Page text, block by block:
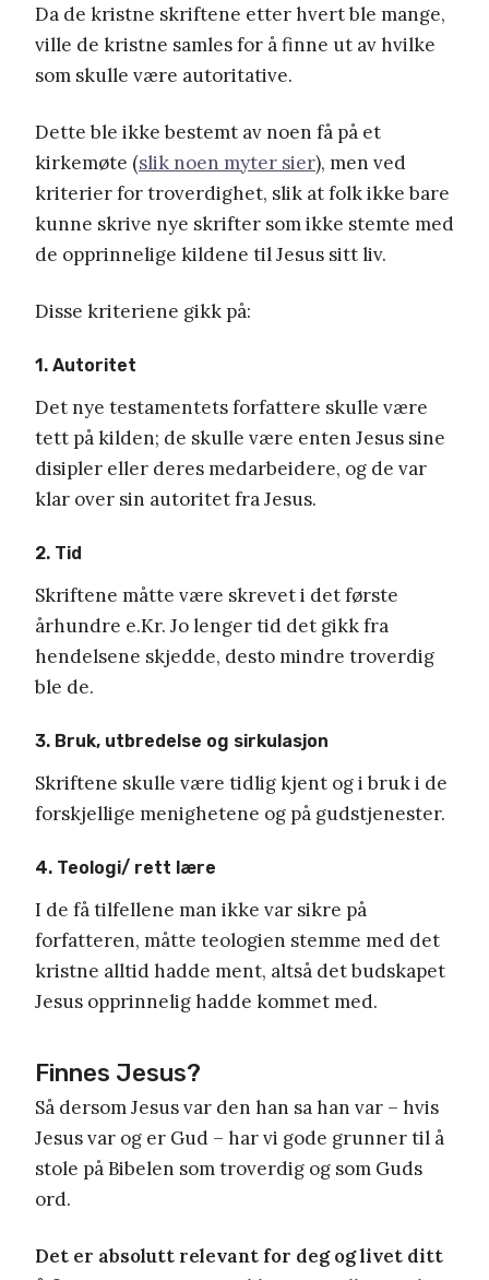
Da de kristne skriftene etter hvert ble mange,
ville de kristne samles for å finne ut av hvilke
som skulle være autoritative.
Dette ble ikke bestemt av noen få på et
kirkemøte (slik noen myter sier), men ved
kriterier for troverdighet, slik at folk ikke bare
kunne skrive nye skrifter som ikke stemte med
de opprinnelige kildene til Jesus sitt liv.
Disse kriteriene gikk på:
1. Autoritet
Det nye testamentets forfattere skulle være
tett på kilden; de skulle være enten Jesus sine
disipler eller deres medarbeidere, og de var
klar over sin autoritet fra Jesus.
2. Tid
Skriftene måtte være skrevet i det første
århundre e.Kr. Jo lenger tid det gikk fra
hendelsene skjedde, desto mindre troverdig
ble de.
3. Bruk, utbredelse og sirkulasjon
Skriftene skulle være tidlig kjent og i bruk i de
forskjellige menighetene og på gudstjenester.
4. Teologi/ rett lære
I de få tilfellene man ikke var sikre på
forfatteren, måtte teologien stemme med det
kristne alltid hadde ment, altså det budskapet
Jesus opprinnelig hadde kommet med.
Finnes Jesus?
Så dersom Jesus var den han sa han var – hvis
Jesus var og er Gud – har vi gode grunner til å
stole på Bibelen som troverdig og som Guds
ord.
Det er absolutt relevant for deg og livet ditt